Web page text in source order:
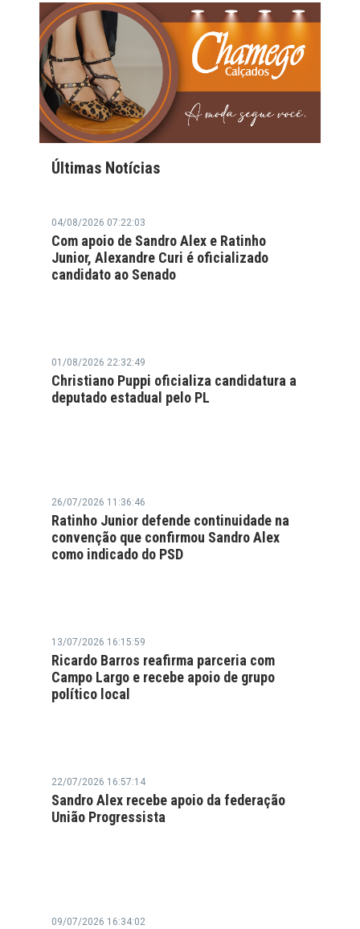
Últimas Notícias
04/08/2026 07:22:03
Com apoio de Sandro Alex e Ratinho
Junior, Alexandre Curi é oficializado
candidato ao Senado
01/08/2026 22:32:49
Christiano Puppi oficializa candidatura a
deputado estadual pelo PL
26/07/2026 11:36:46
Ratinho Junior defende continuidade na
convenção que confirmou Sandro Alex
como indicado do PSD
13/07/2026 16:15:59
Ricardo Barros reafirma parceria com
Campo Largo e recebe apoio de grupo
político local
22/07/2026 16:57:14
Sandro Alex recebe apoio da federação
União Progressista
09/07/2026 16:34:02